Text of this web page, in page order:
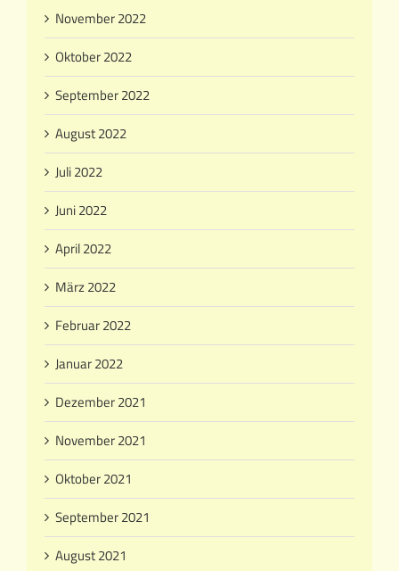
November 2022
Oktober 2022
September 2022
August 2022
Juli 2022
Juni 2022
April 2022
März 2022
Februar 2022
Januar 2022
Dezember 2021
November 2021
Oktober 2021
September 2021
August 2021